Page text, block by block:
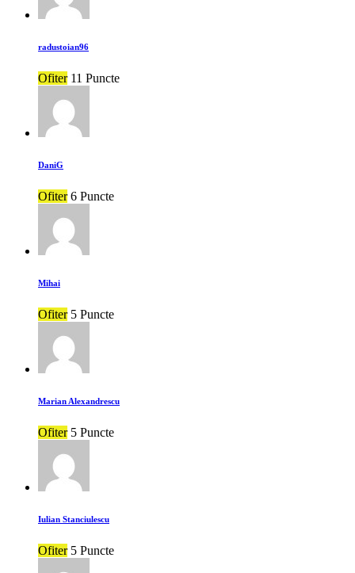
radustoian96
Ofiter 11 Puncte
DaniG
Ofiter 6 Puncte
Mihai
Ofiter 5 Puncte
Marian Alexandrescu
Ofiter 5 Puncte
Iulian Stanciulescu
Ofiter 5 Puncte